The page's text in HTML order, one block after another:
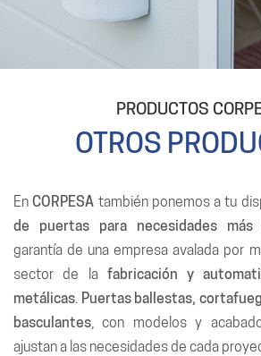
PRODUCTOS
OTROS
EnCORPESA también ponemos a tu
de puertas para necesidades más
garantía de una empresa avalada por
sector de la fabricación y
metálicas Puertas ballestas,
basculantes , con modelos y
ajustan a las necesidades de cada